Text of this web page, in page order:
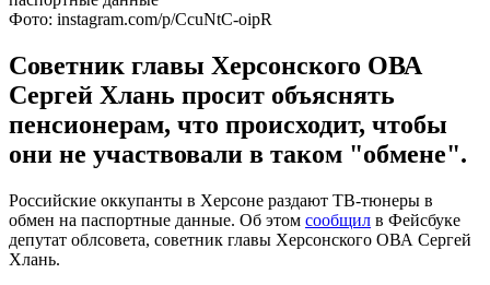
Фото: instagram.com/p/CcuNtC-oipR
Советник главы Херсонского ОВА
Сергей Хлань просит объяснять
пенсионерам, что происходит, чтобы
они не участвовали в таком "обмене".
Российские оккупанты в Херсоне раздают ТВ-тюнеры в
обмен на паспортные данные. Об этом сообщил в Фейсбуке
депутат облсовета, советник главы Херсонского ОВА Сергей
Хлань.